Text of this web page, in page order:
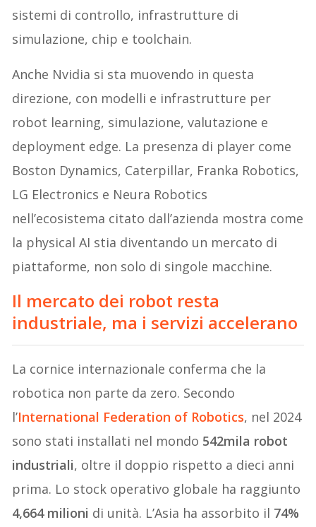
sistemi di controllo, infrastrutture di
simulazione, chip e toolchain.
Anche Nvidia si sta muovendo in questa
direzione, con modelli e infrastrutture per
robot learning, simulazione, valutazione e
deployment edge. La presenza di player come
Boston Dynamics, Caterpillar, Franka Robotics,
LG Electronics e Neura Robotics
nell’ecosistema citato dall’azienda mostra come
la physical AI stia diventando un mercato di
piattaforme, non solo di singole macchine.
Il mercato dei robot resta
industriale, ma i servizi accelerano
La cornice internazionale conferma che la
robotica non parte da zero. Secondo
l’International Federation of Robotics, nel 2024
sono stati installati nel mondo 542mila robot
industriali, oltre il doppio rispetto a dieci anni
prima. Lo stock operativo globale ha raggiunto
4,664 milioni di unità. L’Asia ha assorbito il 74%